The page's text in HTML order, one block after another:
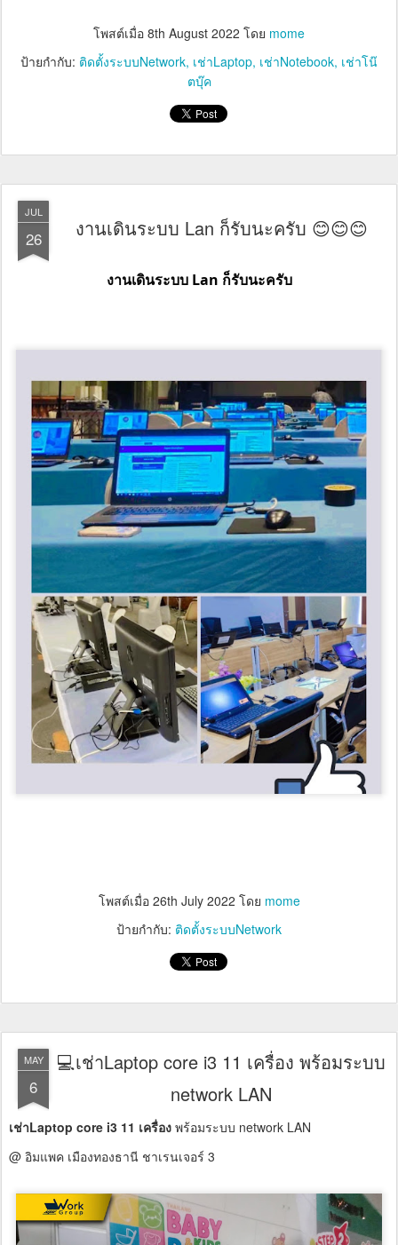
โพสต์เมื่อ 8th August 2022 โดย mome
ป้ายกำกับ: ติดตั้งระบบNetwork เช่าLaptop เช่าNotebook เช่าโน๊
ตบุ๊ค
JUL
26 งานเดินระบบ Lan ก็รับนะครับ 😊😊😊
งานเดินระบบ Lan ก็รับนะครับ
โพสต์เมื่อ 26th July 2022 โดย mome
ป้ายกำกับ: ติดตั้งระบบNetwork
MAY
6
💻เช่าLaptop core i3 11 เครื่อง พร้อมระบบ
network LAN
เช่าLaptop core i3 11 เครื่อง พร้อมระบบ network LAN
@ อิมแพค เมืองทองธานี ชาเรนเจอร์ 3